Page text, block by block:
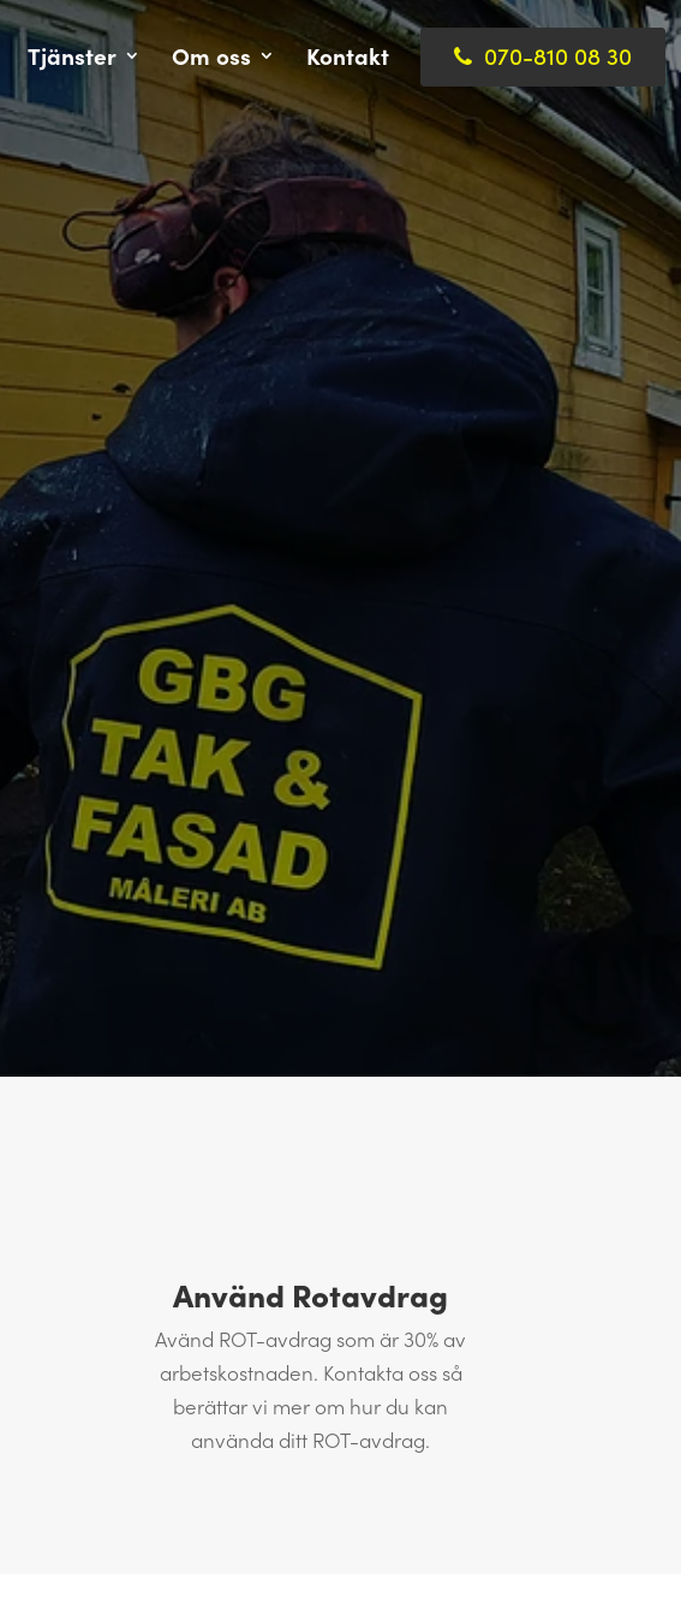
Tjänster Om oss Kontakt 070-810 08 30
Skicka prisförfrågan
Använd Rotavdrag
Avänd ROT-avdrag som är 30% av
arbetskostnaden. Kontakta oss så
berättar vi mer om hur du kan
använda ditt ROT-avdrag.